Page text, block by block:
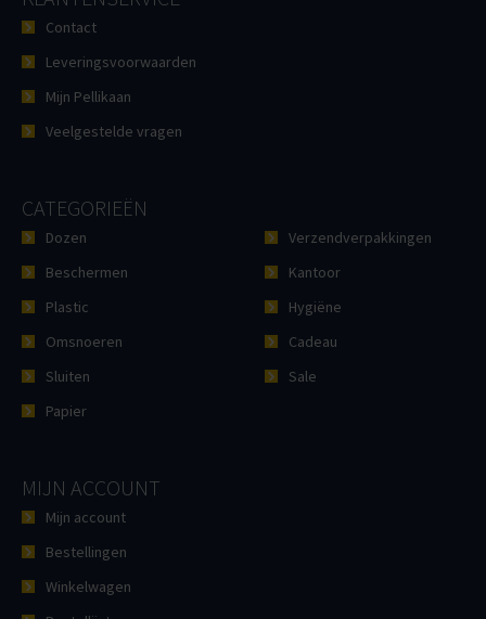
Contact
Leveringsvoorwaarden
Mijn Pellikaan
Veelgestelde vragen
CATEGORIEËN
Dozen
Beschermen
Plastic
Omsnoeren
Sluiten
Papier
Verzendverpakkingen
Kantoor
Hygiëne
Cadeau
Sale
MIJN ACCOUNT
Mijn account
Bestellingen
Winkelwagen